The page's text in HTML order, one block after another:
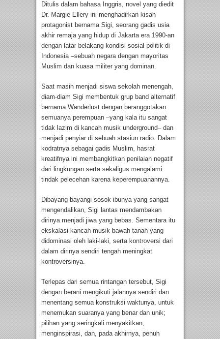
Ditulis dalam bahasa Inggris, novel yang diedit
Dr. Margie Ellery ini menghadirkan kisah
protagonist bernama Sigi, seorang gadis usia
akhir remaja yang hidup di Jakarta era 1990-an
dengan latar belakang kondisi sosial politik di
Indonesia –sebuah negara dengan mayoritas
Muslim dan kuasa militer yang dominan.
Saat masih menjadi siswa sekolah menengah,
diam-diam Sigi membentuk grup band alternatif
bernama Wanderlust dengan beranggotakan
semuanya perempuan –yang kala itu sangat
tidak lazim di kancah musik underground– dan
menjadi penyiar di sebuah stasiun radio. Dalam
kodratnya sebagai gadis Muslim, hasrat
kreatifnya ini membangkitkan penilaian negatif
dari lingkungan serta sekaligus mengalami
tindak pelecehan karena keperempuanannya.
Dibayang-bayangi sosok ibunya yang sangat
mengendalikan, Sigi lantas mendambakan
dirinya menjadi jiwa yang bebas. Sementara itu
ekskalasi kancah musik bawah tanah yang
didominasi oleh laki-laki, serta kontroversi dari
dalam dirinya sendiri tengah meningkat
kontroversinya.
Terlepas dari semua rintangan tersebut, Sigi
dengan berani mengikuti jalannya sendiri dan
menentang semua konstruksi waktunya, untuk
menemukan suaranya yang benar dan unik;
pilihan yang seringkali menyakitkan,
menginspirasi, dan, pada akhirnya, penuh